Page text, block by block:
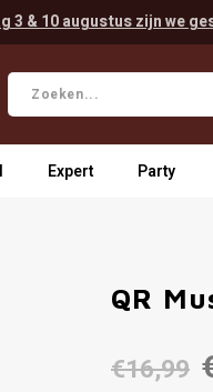
3 & 10 augustus zijn we
Expert Party
QR
€16,99